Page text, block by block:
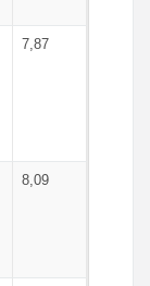
7,87
8,09